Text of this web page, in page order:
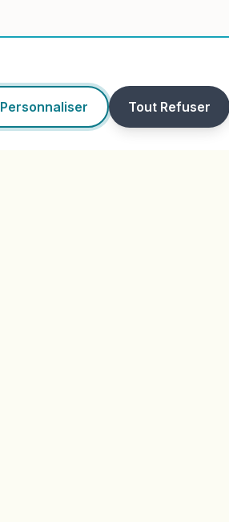
Personnaliser Tout Refuser